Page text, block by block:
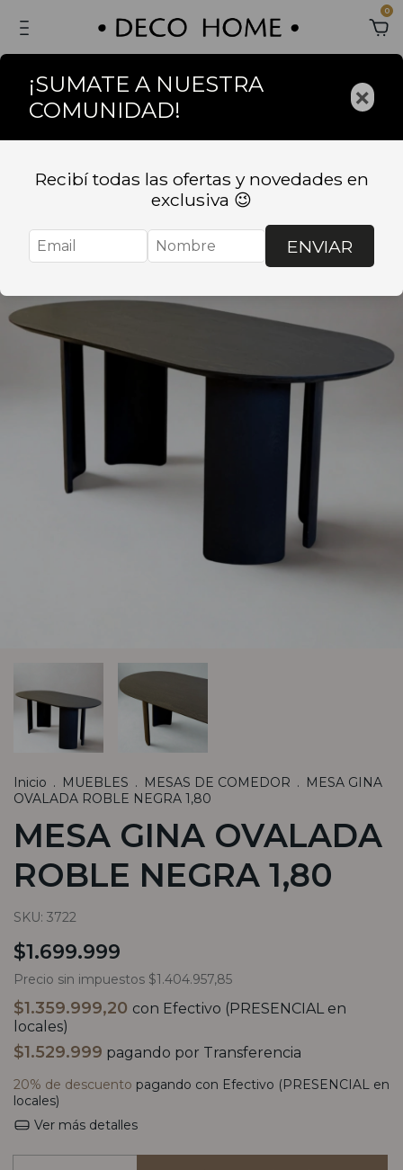
0
Inicio . MUEBLES . MESAS DE COMEDOR . MESA GINA
OVALADA ROBLE NEGRA 1,80
MESA GINA OVALADA
ROBLE NEGRA 1,80
SKU: 3722
$1.699.999
Precio sin impuestos $1.404.957,85
$1.359.999,20 con Efectivo (PRESENCIAL en
locales)
$1.529.999 pagando por Transferencia
20% de descuento pagando con Efectivo (PRESENCIAL en
locales)
Ver más detalles
¡SUMATE A NUESTRA
COMUNIDAD!
×
Recibí todas las ofertas y novedades en
exclusiva 😉
ENVIAR